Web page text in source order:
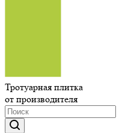
Тротуарная плитка
от производителя